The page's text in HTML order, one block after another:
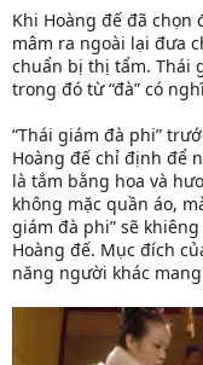
Khi Hoàng đế đã
mâm ra ngoài lại đưa
chuẩn bị thị tẩm. Thái
trong đó từ “đà” có
“Thái giám đà phi”
Hoàng đế chỉ định để
là tắm bằng hoa và
không mặc quần áo,
giám đà phi” sẽ
Hoàng đế. Mục đích
năng người khác